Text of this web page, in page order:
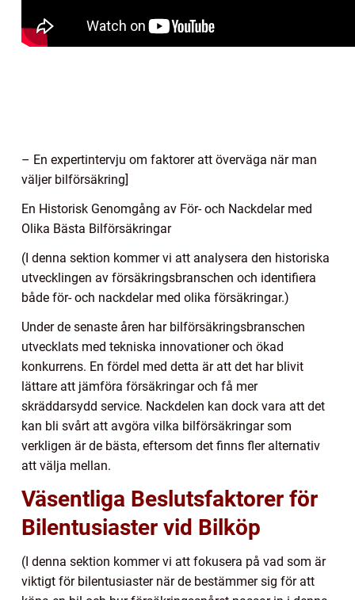
– En expertintervju om faktorer att överväga när man
väljer bilförsäkring]
En Historisk Genomgång av För- och Nackdelar med
Olika Bästa Bilförsäkringar
(I denna sektion kommer vi att analysera den historiska
utvecklingen av försäkringsbranschen och identifiera
både för- och nackdelar med olika försäkringar.)
Under de senaste åren har bilförsäkringsbranschen
utvecklats med tekniska innovationer och ökad
konkurrens. En fördel med detta är att det har blivit
lättare att jämföra försäkringar och få mer
skräddarsydd service. Nackdelen kan dock vara att det
kan bli svårt att avgöra vilka bilförsäkringar som
verkligen är de bästa, eftersom det finns fler alternativ
att välja mellan.
Väsentliga Beslutsfaktorer för
Bilentusiaster vid Bilköp
(I denna sektion kommer vi att fokusera på vad som är
viktigt för bilentusiaster när de bestämmer sig för att